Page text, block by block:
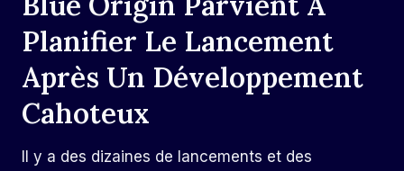
Planifier Le Lancement
Après Un Développement
Cahoteux
Il y a des dizaines de lancements et des